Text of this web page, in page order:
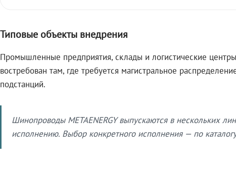
Типовые объекты внедрения
Промышленные предприятия, склады и логистические
востребован там, где требуется магистральное
подстанций.
Шинопроводы METAENERGY выпускаются в нескольких
исполнению. Выбор конкретного исполнения — по